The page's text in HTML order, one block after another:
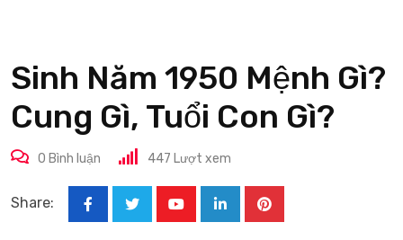
Sinh Năm 1950 Mệnh Gì?
Cung Gì, Tuổi Con Gì?
0 Bình luận 447 Lượt xem
Share:
LinkedInPinterest